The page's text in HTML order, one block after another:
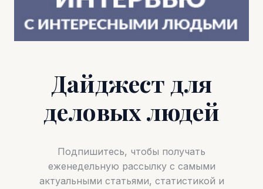
Дайджест для
деловых людей
Подпишитесь, чтобы получать
еженедельную рассылку с самыми
актуальными статьями, статистикой и